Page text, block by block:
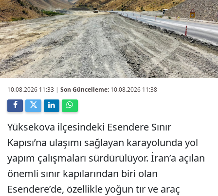
10.08.2026 11:33 | Son Güncelleme: 10.08.2026 11:38
Yüksekova ilçesindeki Esendere Sınır
Kapısı’na ulaşımı sağlayan karayolunda yol
yapım çalışmaları sürdürülüyor. İran’a açılan
önemli sınır kapılarından biri olan
Esendere’de, özellikle yoğun tır ve araç